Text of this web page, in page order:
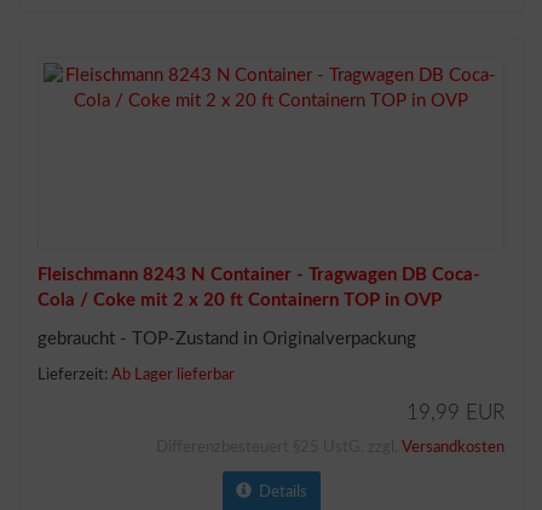
Fleischmann 8243 N Container - Tragwagen DB Coca-
Cola / Coke mit 2 x 20 ft Containern TOP in OVP
gebraucht - TOP-Zustand in Originalverpackung
Lieferzeit: Ab Lager lieferbar
19,99 EUR
Versandkosten
Details